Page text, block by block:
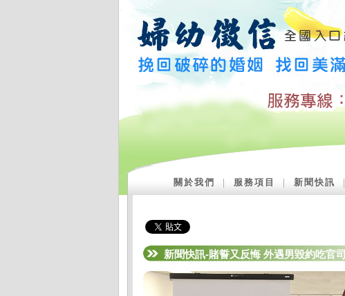
關於我們 服務項目 新聞快訊
新聞快訊-賭誓又反悔 外遇男毀約吃官司